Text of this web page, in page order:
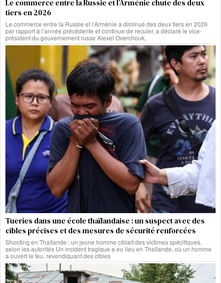
Le commerce entre la Russie et l’Arménie chute des deux
tiers en 2026
Le commerce entre la Russie et l’Arménie a diminué des deux tiers en 2026
par rapport à l’année précédente et continue de reculer, a déclaré le vice-
président du gouvernement russe Alexeï Overchouk,
Tueries dans une école thaïlandaise : un suspect avec des
cibles précises et des mesures de sécurité renforcées
Shooting en Thaïlande : un jeune homme ciblait des victimes spécifiques,
selon les autorités Un incident tragique a eu lieu en Thaïlande, où un homme
a ouvert le feu, revendiquant des cibles